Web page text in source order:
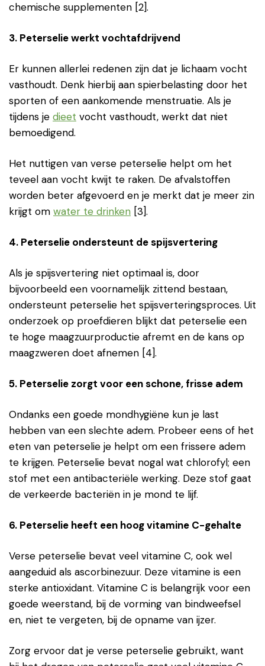
chemische supplementen [2].
3. Peterselie werkt vochtafdrijvend
Er kunnen allerlei redenen zijn dat je lichaam vocht
vasthoudt. Denk hierbij aan spierbelasting door het
sporten of een aankomende menstruatie. Als je
tijdens je dieet vocht vasthoudt, werkt dat niet
bemoedigend.
Het nuttigen van verse peterselie helpt om het
teveel aan vocht kwijt te raken. De afvalstoffen
worden beter afgevoerd en je merkt dat je meer zin
krijgt om water te drinken [3].
4. Peterselie ondersteunt de spijsvertering
Als je spijsvertering niet optimaal is, door
bijvoorbeeld een voornamelijk zittend bestaan,
ondersteunt peterselie het spijsverteringsproces. Uit
onderzoek op proefdieren blijkt dat peterselie een
te hoge maagzuurproductie afremt en de kans op
maagzweren doet afnemen [4].
5. Peterselie zorgt voor een schone, frisse adem
Ondanks een goede mondhygiëne kun je last
hebben van een slechte adem. Probeer eens of het
eten van peterselie je helpt om een frissere adem
te krijgen. Peterselie bevat nogal wat chlorofyl; een
stof met een antibacteriële werking. Deze stof gaat
de verkeerde bacteriën in je mond te lijf.
6. Peterselie heeft een hoog vitamine C-gehalte
Verse peterselie bevat veel vitamine C, ook wel
aangeduid als ascorbinezuur. Deze vitamine is een
sterke antioxidant. Vitamine C is belangrijk voor een
goede weerstand, bij de vorming van bindweefsel
en, niet te vergeten, bij de opname van ijzer.
Zorg ervoor dat je verse peterselie gebruikt, want